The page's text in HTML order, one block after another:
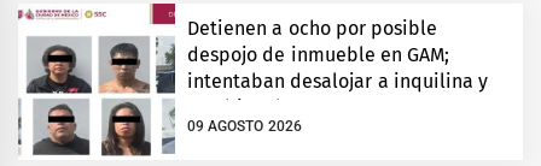
Detienen a ocho por posible
despojo de inmueble en GAM;
intentaban desalojar a inquilina y
09 AGOSTO 2026